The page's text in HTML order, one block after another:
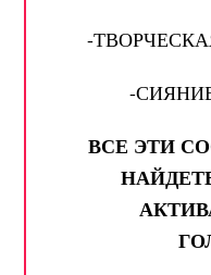
-
-
ВСЕ ЭТИ